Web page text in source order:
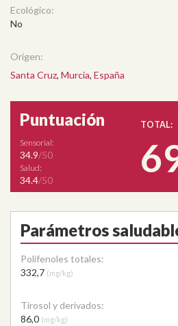
Ecológico:
No
Origen:
Santa Cruz, Murcia, España
Puntuación
Sensorial:
34.9/50
Salud:
34.4/50
TOTAL:
Parámetros
Polifenoles totales:
332,7 (mg/kg)
Tirosol y derivados:
86,0 (mg/kg)